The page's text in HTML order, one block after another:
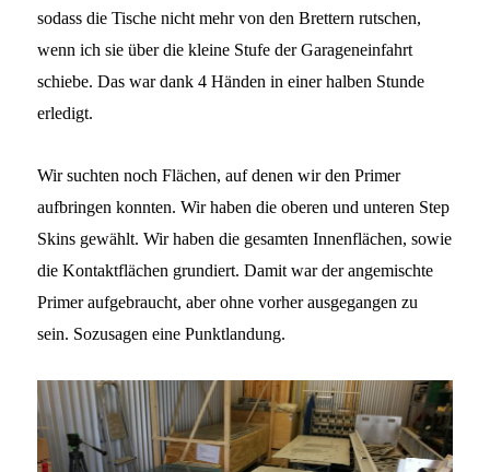
sodass die Tische nicht mehr von den Brettern rutschen,
wenn ich sie über die kleine Stufe der Garageneinfahrt
schiebe. Das war dank 4 Händen in einer halben Stunde
erledigt.
Wir suchten noch Flächen, auf denen wir den Primer
aufbringen konnten. Wir haben die oberen und unteren Step
Skins gewählt. Wir haben die gesamten Innenflächen, sowie
die Kontaktflächen grundiert. Damit war der angemischte
Primer aufgebraucht, aber ohne vorher ausgegangen zu
sein. Sozusagen eine Punktlandung.